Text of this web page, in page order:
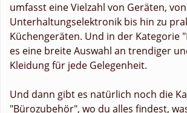
umfasst eine Vielzahl von Geräten, von
Unterhaltungselektronik bis hin zu
Küchengeräten. Und in der Kategorie
es eine breite Auswahl an trendiger
Kleidung für jede Gelegenheit.
Und dann gibt es natürlich noch die
"Bürozubehör", wo du alles findest,